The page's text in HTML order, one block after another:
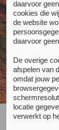
daarvoor
cookies die
de website
daarvoor
De overige
afspelen van
omdat jouw
locatie
verwerkt op